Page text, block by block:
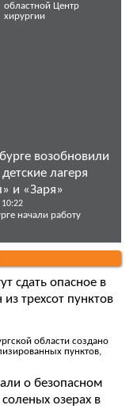
областной Центр
хирургии
возобновили
лагеря
и «Заря»
начали работу
сдать опасное в
трехсот пунктов
области создано
пунктов,
о безопасном
озерах в